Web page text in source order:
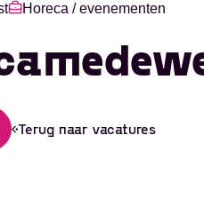
Horeca / evenementen
Terug naar vacatures